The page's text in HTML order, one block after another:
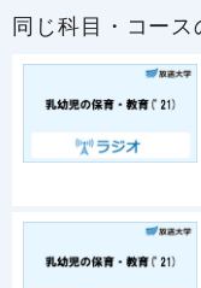
同じ科目・コース